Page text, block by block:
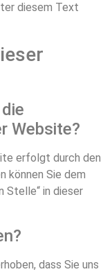
diesem Text
Website?
erfolgt durch den
können Sie dem
Stelle“ in dieser
dass Sie uns